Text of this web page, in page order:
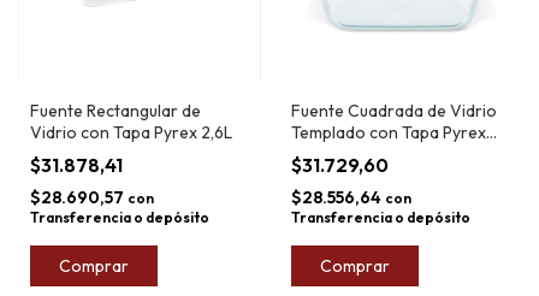
Fuente Rectangular de
Vidrio con Tapa Pyrex 2,6L
$31.878,41
$28.690,57 con
Transferencia o depósito
Comprar
Fuente Cuadrada de Vidrio
Templado con Tapa Pyrex
2,5L
$31.729,60
$28.556,64 con
Transferencia o depósito
Comprar